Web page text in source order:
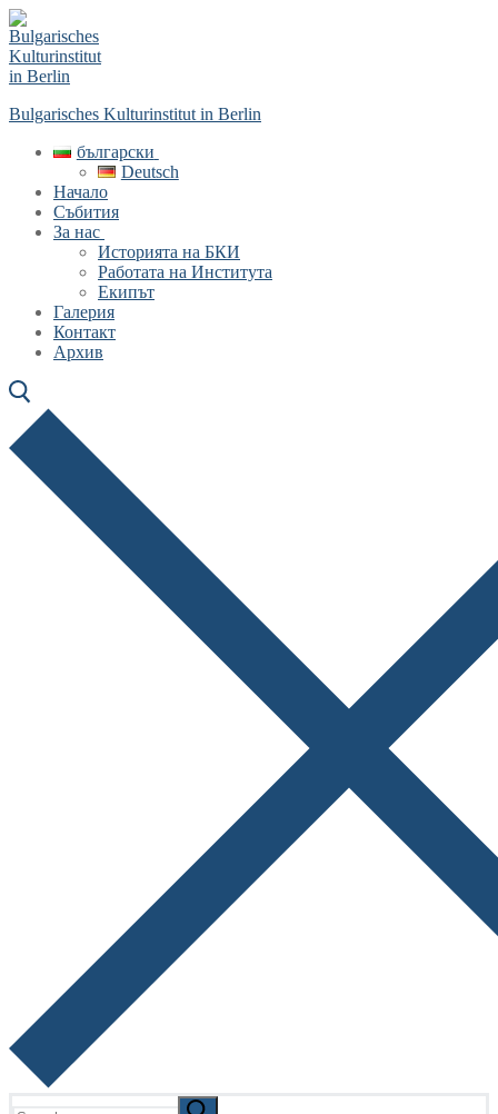
Skip
to
content
Menu
Close
Bulgarisches Kulturinstitut in Berlin
български
Deutsch
Начало
Събития
За нас
Историята на БКИ
Работата на Института
Екипът
Галерия
Контакт
Архив